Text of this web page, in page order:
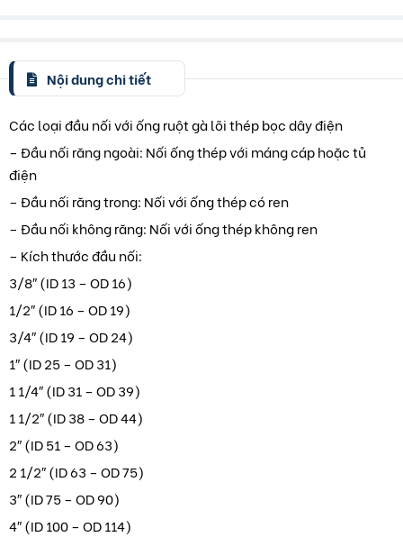
Nội dung chi tiết
Các loại đầu nối với ống ruột gà lõi thép bọc dây điện
– Đầu nối răng ngoài: Nối ống thép với máng cáp hoặc tủ
điện
– Đầu nối răng trong: Nối với ống thép có ren
– Đầu nối không răng: Nối với ống thép không ren
– Kích thước đầu nối:
3/8″ (ID 13 – OD 16)
1/2″ (ID 16 – OD 19)
3/4″ (ID 19 – OD 24)
1″ (ID 25 – OD 31)
1 1/4″ (ID 31 – OD 39)
1 1/2″ (ID 38 – OD 44)
2″ (ID 51 – OD 63)
2 1/2″ (ID 63 – OD 75)
3″ (ID 75 – OD 90)
4″ (ID 100 – OD 114)